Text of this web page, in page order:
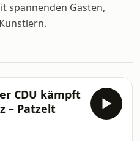
spannenden Gästen,
CDU kämpft
– Patzelt